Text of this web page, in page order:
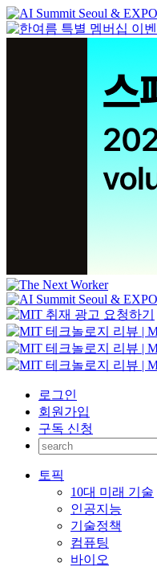
로그인
회원가입
구독 신청
토픽
10대 미래 기술
인공지능
기술정책
컴퓨팅
바이오